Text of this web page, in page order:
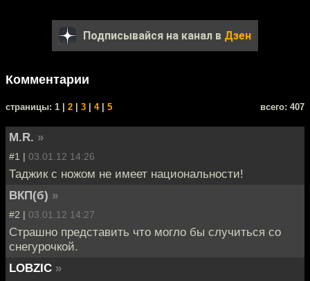
Подписывайся на канал в Дзен
Комментарии
cтраницы: 1 | 2 3 4| 5 всего: 407
M.R. »
#1 | 03.01.12 14:26
Таджик с ножом не имеет национальности!
ВКП(б) »
#2 | 03.01.12 14:27
Страшно представить что могло бы случиться со
снегурочкой.
LOBZIC »